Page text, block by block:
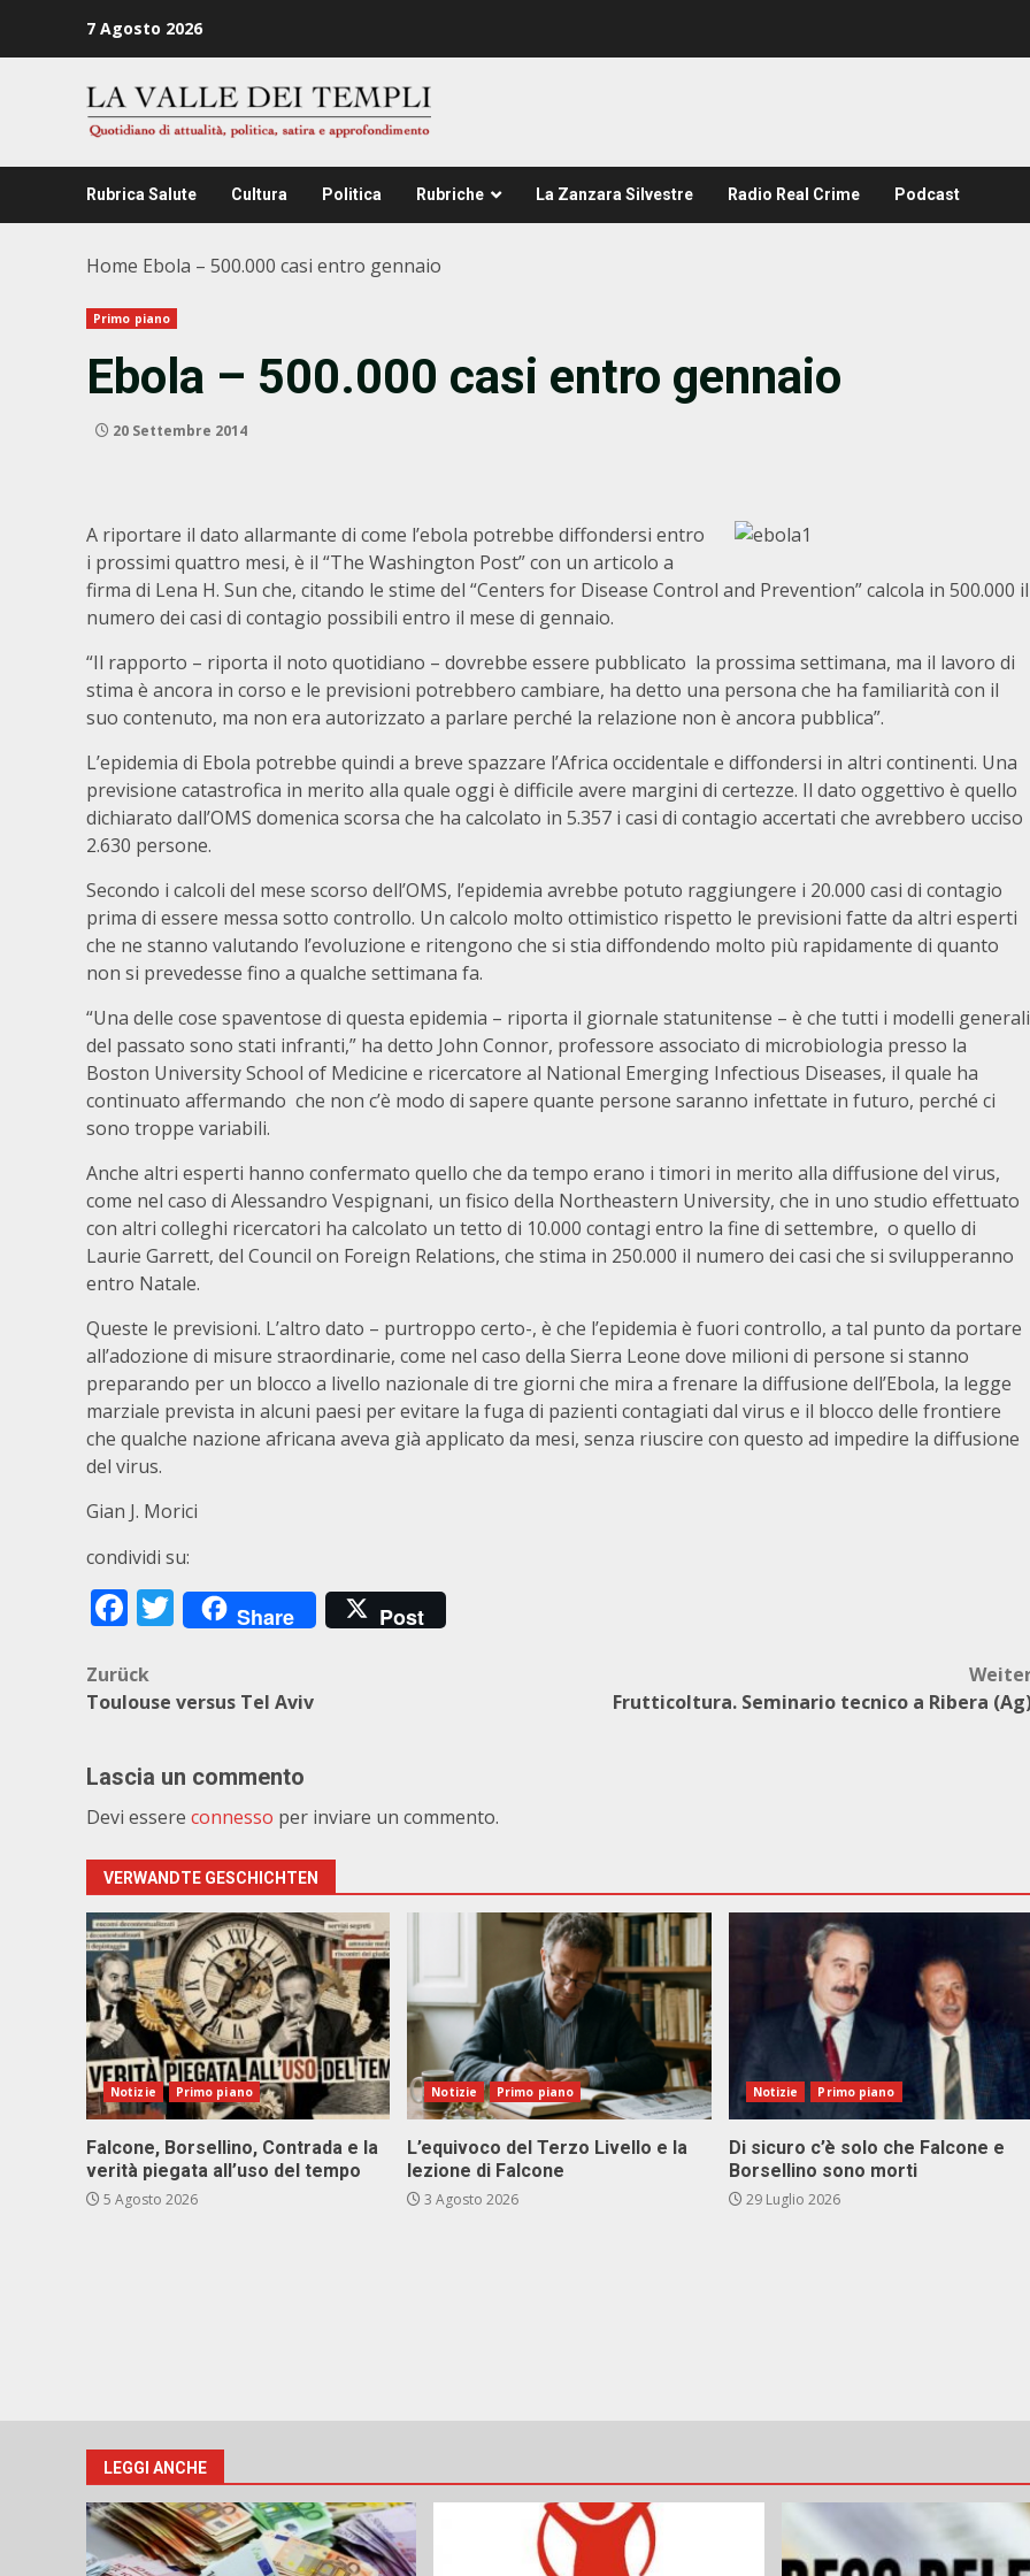
7 Agosto 2026
Rubrica Salute Cultura Politica Rubriche La Zanzara Silvestre Radio Real Crime Podcast
Home Ebola – 500.000 casi entro gennaio
Primo piano
Ebola – 500.000 casi entro gennaio
20 Settembre 2014
A riportare il dato allarmante di come l’ebola potrebbe diffondersi entro
i prossimi quattro mesi, è il “The Washington Post” con un articolo a
firma di Lena H. Sun che, citando le stime del “Centers for Disease Control and Prevention” calcola in 500.000 il
numero dei casi di contagio possibili entro il mese di gennaio.
“Il rapporto – riporta il noto quotidiano – dovrebbe essere pubblicato la prossima settimana, ma il lavoro di
stima è ancora in corso e le previsioni potrebbero cambiare, ha detto una persona che ha familiarità con il
suo contenuto, ma non era autorizzato a parlare perché la relazione non è ancora pubblica”.
L’epidemia di Ebola potrebbe quindi a breve spazzare l’Africa occidentale e diffondersi in altri continenti. Una
previsione catastrofica in merito alla quale oggi è difficile avere margini di certezze. Il dato oggettivo è quello
dichiarato dall’OMS domenica scorsa che ha calcolato in 5.357 i casi di contagio accertati che avrebbero ucciso
2.630 persone.
Secondo i calcoli del mese scorso dell’OMS, l’epidemia avrebbe potuto raggiungere i 20.000 casi di contagio
prima di essere messa sotto controllo. Un calcolo molto ottimistico rispetto le previsioni fatte da altri esperti
che ne stanno valutando l’evoluzione e ritengono che si stia diffondendo molto più rapidamente di quanto
non si prevedesse fino a qualche settimana fa.
“Una delle cose spaventose di questa epidemia – riporta il giornale statunitense – è che tutti i modelli generali
del passato sono stati infranti,” ha detto John Connor, professore associato di microbiologia presso la
Boston University School of Medicine e ricercatore al National Emerging Infectious Diseases, il quale ha
continuato affermando che non c’è modo di sapere quante persone saranno infettate in futuro, perché ci
sono troppe variabili.
Anche altri esperti hanno confermato quello che da tempo erano i timori in merito alla diffusione del virus,
come nel caso di Alessandro Vespignani, un fisico della Northeastern University, che in uno studio effettuato
con altri colleghi ricercatori ha calcolato un tetto di 10.000 contagi entro la fine di settembre, o quello di
Laurie Garrett, del Council on Foreign Relations, che stima in 250.000 il numero dei casi che si svilupperanno
entro Natale.
Queste le previsioni. L’altro dato – purtroppo certo-, è che l’epidemia è fuori controllo, a tal punto da portare
all’adozione di misure straordinarie, come nel caso della Sierra Leone dove milioni di persone si stanno
preparando per un blocco a livello nazionale di tre giorni che mira a frenare la diffusione dell’Ebola, la legge
marziale prevista in alcuni paesi per evitare la fuga di pazienti contagiati dal virus e il blocco delle frontiere
che qualche nazione africana aveva già applicato da mesi, senza riuscire con questo ad impedire la diffusione
del virus.
Gian J. Morici
condividi su:
Facebook
Twitter
Share Post
Beitragsnavigation
Zurück
Toulouse versus Tel Aviv
Frutticoltura. Seminario tecnico a Ribera
Lascia un commento
Devi essere connesso per inviare un commento.
VERWANDTE GESCHICHTEN
Notizie Primo piano
Falcone, Borsellino, Contrada e la
verità piegata all’uso del tempo
5 Agosto 2026
Notizie Primo piano
L’equivoco del Terzo Livello e la
lezione di Falcone
3 Agosto 2026
Notizie Primo piano
Di sicuro c’è solo che Falcone e
Borsellino sono morti
29 Luglio 2026
LEGGI ANCHE